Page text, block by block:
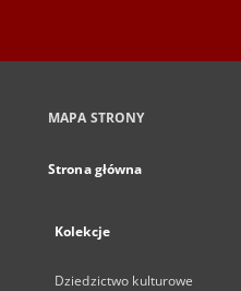
MAPA STRONY
Strona główna
Kolekcje
Dziedzictwo kulturowe